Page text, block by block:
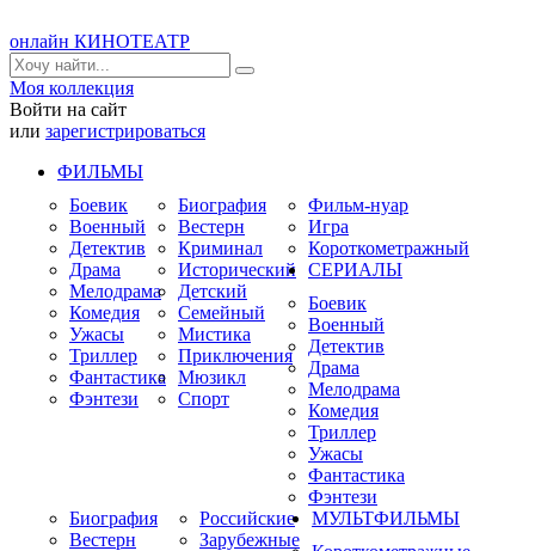
онлайн КИНОТЕАТР
Моя коллекция
Войти на сайт
или зарегистрироваться
ФИЛЬМЫ
Боевик
Военный
Детектив
Драма
Мелодрама
Комедия
Ужасы
Триллер
Фантастика
Фэнтези
Биография
Вестерн
Криминал
Исторический
Детский
Семейный
Мистика
Приключения
Мюзикл
Спорт
Фильм-нуар
Игра
Короткометражный
СЕРИАЛЫ
Боевик
Военный
Детектив
Драма
Мелодрама
Комедия
Триллер
Ужасы
Фантастика
Фэнтези
Биография
Вестерн
Российские
Зарубежные
МУЛЬТФИЛЬМЫ